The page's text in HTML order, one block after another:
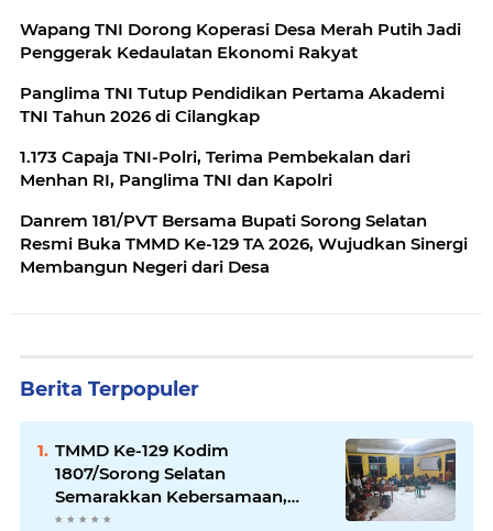
Wapang TNI Dorong Koperasi Desa Merah Putih Jadi
Penggerak Kedaulatan Ekonomi Rakyat
Panglima TNI Tutup Pendidikan Pertama Akademi
TNI Tahun 2026 di Cilangkap
1.173 Capaja TNI-Polri, Terima Pembekalan dari
Menhan RI, Panglima TNI dan Kapolri
Danrem 181/PVT Bersama Bupati Sorong Selatan
Resmi Buka TMMD Ke-129 TA 2026, Wujudkan Sinergi
Membangun Negeri dari Desa
Berita Terpopuler
TMMD Ke-129 Kodim
1807/Sorong Selatan
Semarakkan Kebersamaan,
Anggota Satgas dan Warga